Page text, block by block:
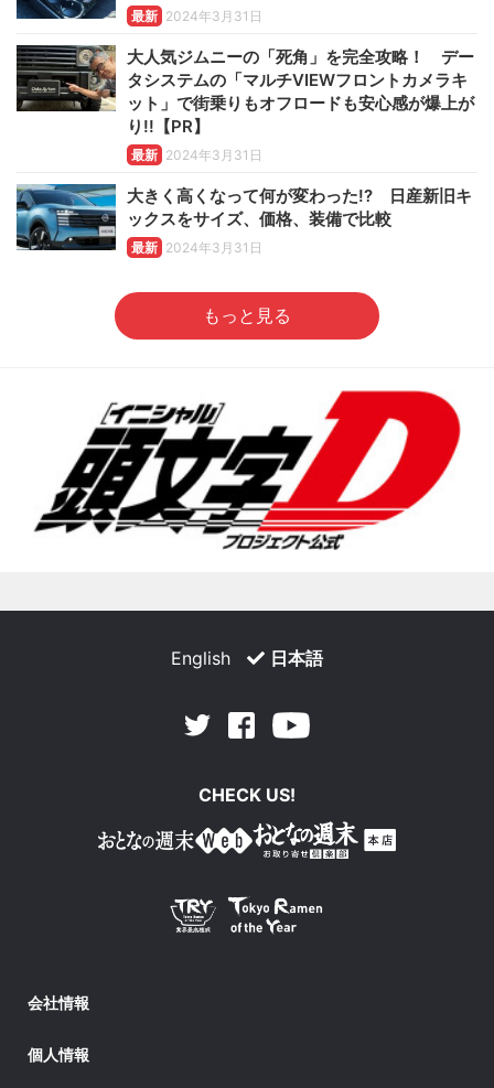
最新 2024年3月31日
大人気ジムニーの「死角」を完全攻略！ デー
タシステムの「マルチVIEWフロントカメラキ
ット」で街乗りもオフロードも安心感が爆上が
り!!【PR】
最新 2024年3月31日
大きく高くなって何が変わった!? 日産新旧キ
ックスをサイズ、価格、装備で比較
最新 2024年3月31日
もっと見る
English 日本語
Twitter Facebook
CHECK US!
会社情報
個人情報